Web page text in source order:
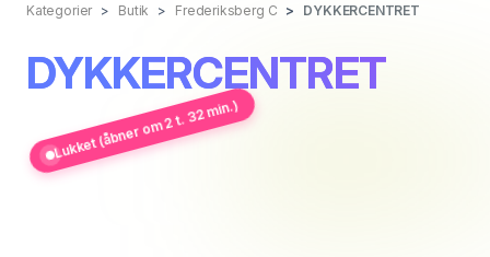
Kategorier Butik Frederiksberg C DYKKERCENTRET
DYKKERCENTRET
Lukket (åbner om 2 t. 32 min.)